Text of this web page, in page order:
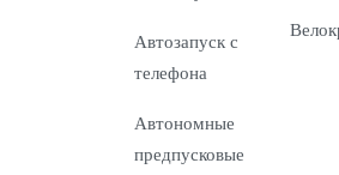
Автозапуск с
телефона
Автономные
предпусковые